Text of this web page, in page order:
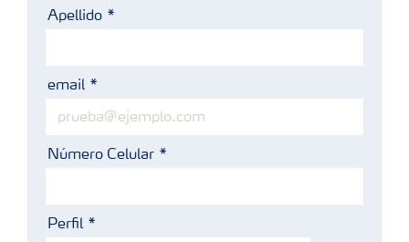
Apellido
email
Número Celular
Perfil